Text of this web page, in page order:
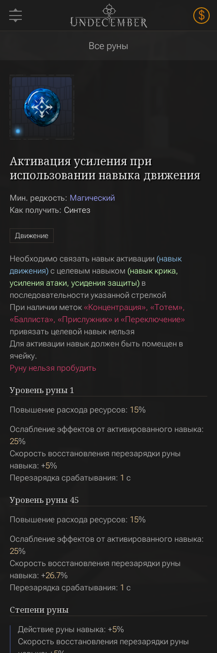
$
Все руны
Активация усиления при
использовании навыка движения
Мин. редкость: Магический
Как получить: Синтез
Движение
Необходимо связать навык активации (навык
движения) с целевым навыком (навык крика,
усиления атаки, усидения защиты) в
последовательности указанной стрелкой
При наличии меток «Концентрация», «Тотем»,
«Баллиста», «Прислужник» и «Переключение»
привязать целевой навык нельзя
Для активации навык должен быть помещен в
ячейку.
Руну нельзя пробудить
Уровень руны 1
Повышение расхода ресурсов: 15%
Ослабление эффектов от активированного навыка:
25%
Скорость восстановления перезарядки руны
навыка: +5%
Перезарядка срабатывания: 1 с
Уровень руны 45
Повышение расхода ресурсов: 15%
Ослабление эффектов от активированного навыка:
25%
Скорость восстановления перезарядки руны
навыка: +26.7%
Перезарядка срабатывания: 1 с
Степени руны
Действие руны навыка: +5%
Скорость восстановления перезарядки руны